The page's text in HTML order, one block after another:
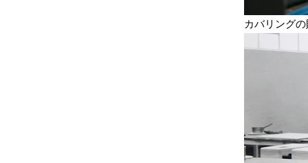
カバリング